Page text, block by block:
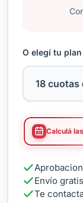
O elegí tu
Calculá
Envío
Te